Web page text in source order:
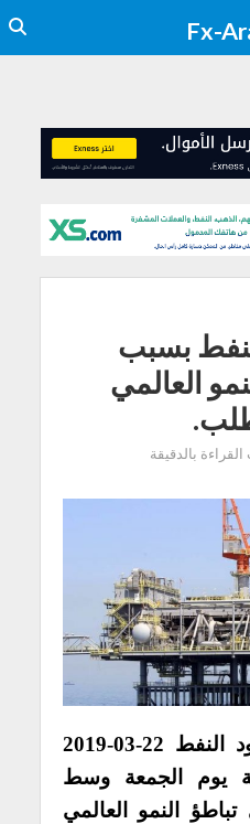
بسبب
العالمي
تراجعت تداولات عقود النفط 22-03-2019
يوم الجمعة وسط
النمو العالمي